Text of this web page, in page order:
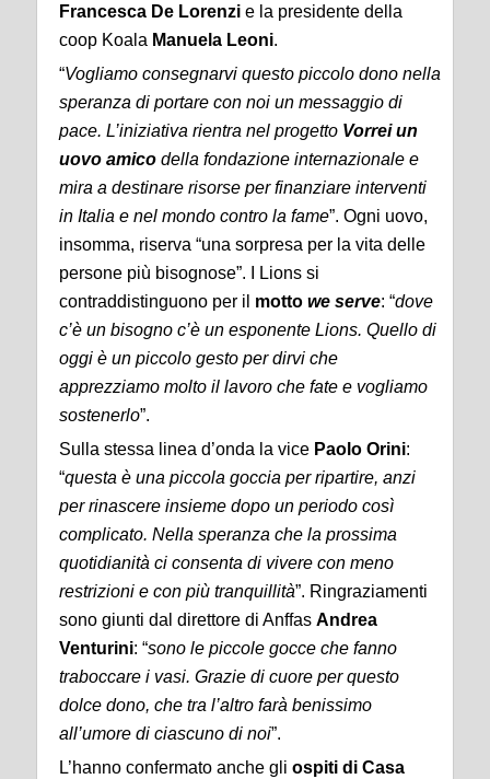
Francesca De Lorenzi e la presidente della
coop Koala Manuela Leoni.
“Vogliamo consegnarvi questo piccolo dono nella
speranza di portare con noi un messaggio di
pace. L’iniziativa rientra nel progetto Vorrei un
uovo amico della fondazione internazionale e
mira a destinare risorse per finanziare interventi
in Italia e nel mondo contro la fame”. Ogni uovo,
insomma, riserva “una sorpresa per la vita delle
persone più bisognose”. I Lions si
contraddistinguono per il motto we serve: “dove
c’è un bisogno c’è un esponente Lions. Quello di
oggi è un piccolo gesto per dirvi che
apprezziamo molto il lavoro che fate e vogliamo
sostenerlo”.
Sulla stessa linea d’onda la vice Paolo Orini:
“questa è una piccola goccia per ripartire, anzi
per rinascere insieme dopo un periodo così
complicato. Nella speranza che la prossima
quotidianità ci consenta di vivere con meno
restrizioni e con più tranquillità”. Ringraziamenti
sono giunti dal direttore di Anffas Andrea
Venturini: “sono le piccole gocce che fanno
traboccare i vasi. Grazie di cuore per questo
dolce dono, che tra l’altro farà benissimo
all’umore di ciascuno di noi”.
L’hanno confermato anche gli ospiti di Casa